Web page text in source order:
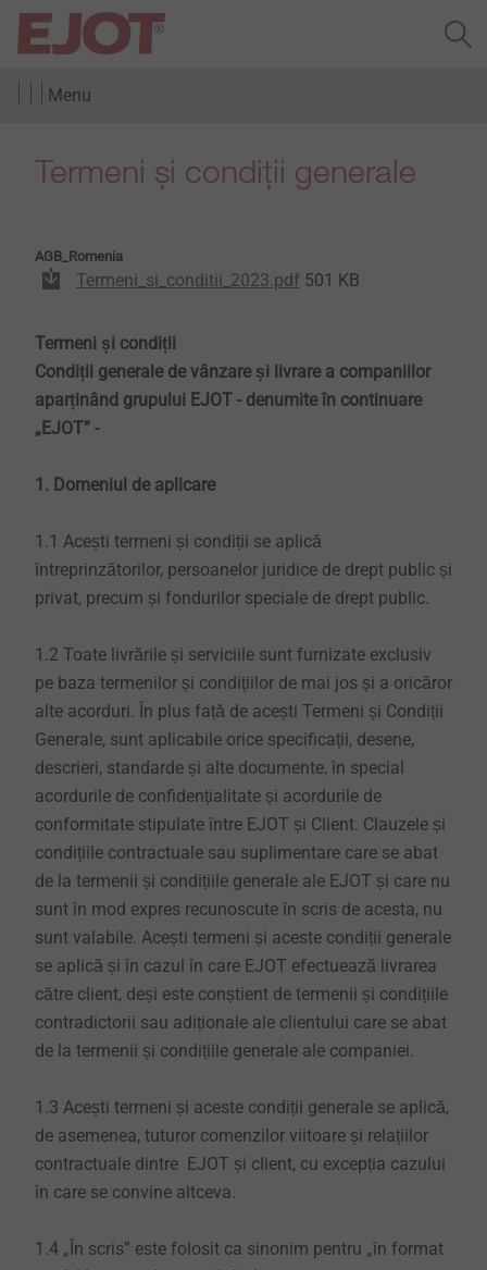
Menu
Termeni și condiții generale
AGB_Romenia
Termeni_si_conditii_2023.pdf 501 KB
Termeni și condiții
Condiții generale de vânzare și livrare a companiilor
aparținând grupului EJOT - denumite în continuare
„EJOT” -
1. Domeniul de aplicare
1.1 Acești termeni și condiții se aplică
întreprinzătorilor, persoanelor juridice de drept public și
privat, precum și fondurilor speciale de drept public.
1.2 Toate livrările și serviciile sunt furnizate exclusiv
pe baza termenilor și condițiilor de mai jos și a oricăror
alte acorduri. În plus față de acești Termeni și Condiții
Generale, sunt aplicabile orice specificații, desene,
descrieri, standarde și alte documente, în special
acordurile de confidențialitate și acordurile de
conformitate stipulate între EJOT și Client. Clauzele și
condițiile contractuale sau suplimentare care se abat
de la termenii și condițiile generale ale EJOT și care nu
sunt în mod expres recunoscute în scris de acesta, nu
sunt valabile. Acești termeni și aceste condiții generale
se aplică și în cazul în care EJOT efectuează livrarea
către client, deși este conștient de termenii și condițiile
contradictorii sau adiționale ale clientului care se abat
de la termenii și condițiile generale ale companiei.
1.3 Acești termeni și aceste condiții generale se aplică,
de asemenea, tuturor comenzilor viitoare și relațiilor
contractuale dintre EJOT și client, cu excepția cazului
în care se convine altceva.
1.4 „În scris” este folosit ca sinonim pentru „în format